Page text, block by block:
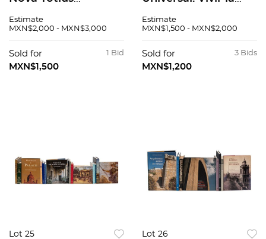
Geographica ac
Tabula. Impresión en
papel dorado. 47.5 x
Estimate
MXN$2,000 - MXN$3,000
1 Bid
Sold for
MXN$1,500
su último
Grandes Dinastías.
Piezas: 12.
Estimate
MXN$1,500 - MXN$2,000
3 Bids
Sold for
MXN$1,200
Lot 25 Lot 26